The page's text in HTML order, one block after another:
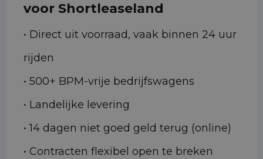
voor Shortleaseland
• Direct uit voorraad, vaak binnen 24 uur
rijden
• 500+ BPM-vrije bedrijfswagens
• Landelijke levering
• 14 dagen niet goed geld terug (online)
• Contracten flexibel open te breken